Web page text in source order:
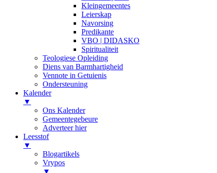
Kleingemeentes
Leierskap
Navorsing
Predikante
VBO | DIDASKO
Spiritualiteit
Teologiese Opleiding
Diens van Barmhartigheid
Vennote in Getuienis
Ondersteuning
Kalender
▼
Ons Kalender
Gemeentegebeure
Adverteer hier
Leesstof
▼
Blogartikels
Vrypos
▼